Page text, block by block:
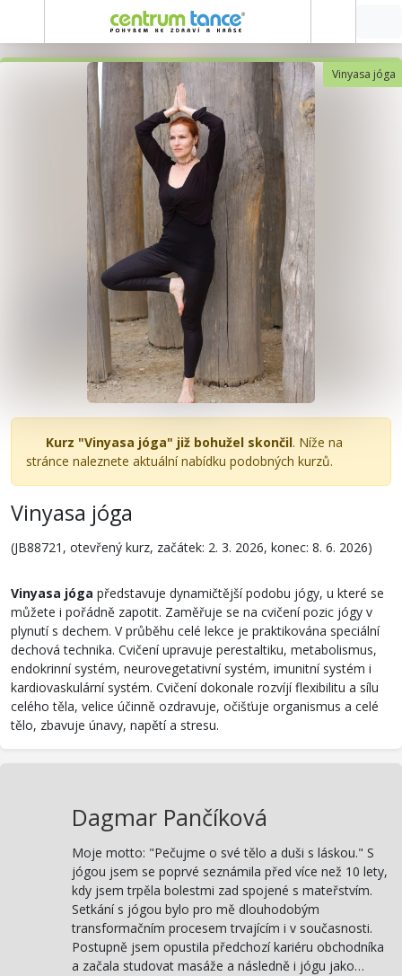
Vinyasa jóga
Kurz "Vinyasa jóga" již bohužel skončil. Níže na
stránce naleznete aktuální nabídku podobných kurzů.
Vinyasa jóga
(JB88721, otevřený kurz, začátek: 2. 3. 2026, konec: 8. 6. 2026)
Vinyasa jóga představuje dynamičtější podobu jógy, u které se
můžete i pořádně zapotit. Zaměřuje se na cvičení pozic jógy v
plynutí s dechem. V průběhu celé lekce je praktikována speciální
dechová technika. Cvičení upravuje perestaltiku, metabolismus,
endokrinní systém, neurovegetativní systém, imunitní systém i
kardiovaskulární systém. Cvičení dokonale rozvíjí flexibilitu a sílu
celého těla, velice účinně ozdravuje, očišťuje organismus a celé
tělo, zbavuje únavy, napětí a stresu.
Dagmar Pančíková
Moje motto: "Pečujme o své tělo a duši s láskou." S
jógou jsem se poprvé seznámila před více než 10 lety,
kdy jsem trpěla bolestmi zad spojené s mateřstvím.
Setkání s jógou bylo pro mě dlouhodobým
transformačním procesem trvajícím i v současnosti.
Postupně jsem opustila předchozí kariéru obchodníka
a začala studovat masáže a následně i jógu jako…